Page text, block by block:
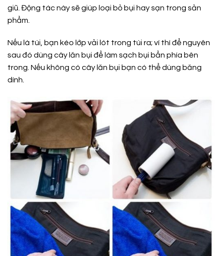
giũ. Động tác này sẽ giúp loại bỏ bụi hay sạn trong sản
phẩm.
Nếu là túi, bạn kéo lớp vải lót trong túi ra; ví thì để nguyên
sau đó dùng cây lăn bụi để làm sạch bụi bẩn phía bên
trong. Nếu không có cây lăn bụi bạn có thể dùng băng
dính.